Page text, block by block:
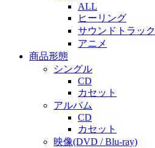
ALL
ヒーリング
サウンドトラック
アニメ
商品形態
シングル
CD
カセット
アルバム
CD
カセット
映像(DVD / Blu-ray)